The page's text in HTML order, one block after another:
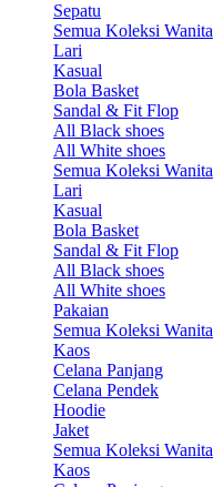
Sepatu
Semua Koleksi Wanita
Lari
Kasual
Bola Basket
Sandal & Fit Flop
All Black shoes
All White shoes
Semua Koleksi Wanita
Lari
Kasual
Bola Basket
Sandal & Fit Flop
All Black shoes
All White shoes
Pakaian
Semua Koleksi Wanita
Kaos
Celana Panjang
Celana Pendek
Hoodie
Jaket
Semua Koleksi Wanita
Kaos